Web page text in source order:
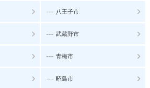
--- 八王子市
--- 武蔵野市
--- 青梅市
--- 昭島市